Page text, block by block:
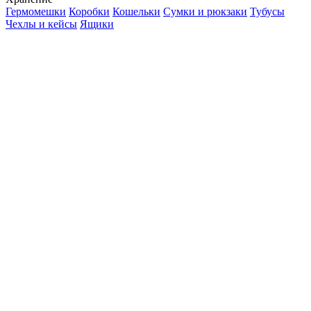
Гермомешки Коробки Кошельки Сумки и рюкзаки Тубусы
Чехлы и кейсы Ящики